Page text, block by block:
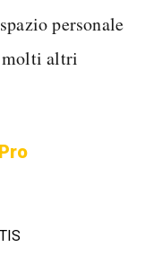
personale
molti altri